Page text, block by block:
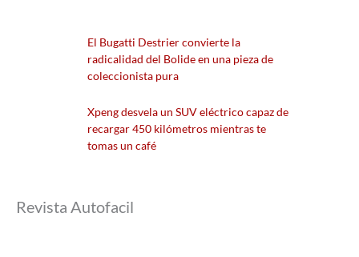
El Bugatti Destrier convierte la
radicalidad del Bolide en una pieza de
coleccionista pura
Xpeng desvela un SUV eléctrico capaz de
recargar 450 kilómetros mientras te
tomas un café
Revista Autofacil